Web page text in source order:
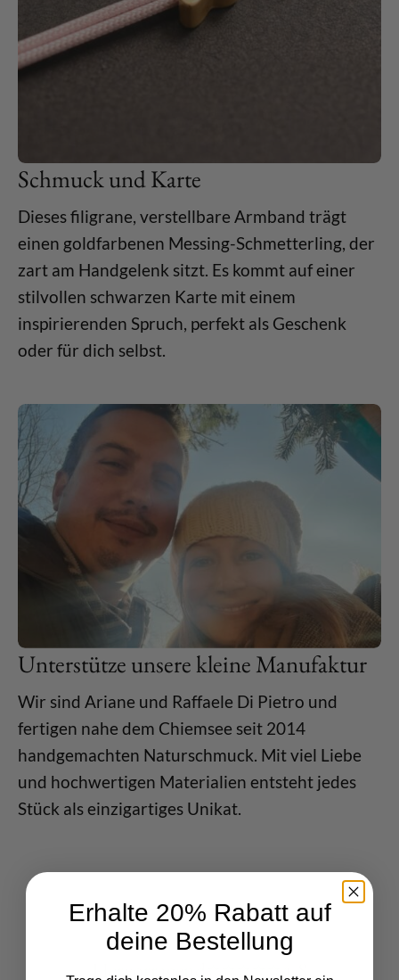
Schmuck und Karte
Dieses filigrane, verstellbare Armband trägt
einen goldfarbenen Messing-Schmetterling, der
zart am Handgelenk sitzt. Es kommt auf einer
stilvollen schwarzen Karte mit einem
inspirierenden Spruch, perfekt als Geschenk
oder für dich selbst.
Unterstütze unsere kleine Manufaktur
Wir sind Ariane und Raffaele Di Pietro und
fertigen nahe dem Chiemsee seit 2014
handgemachten Naturschmuck. Mit viel Liebe
und hochwertigen Materialien entsteht jedes
Stück als einzigartiges Unikat.
Hervorragend ⭐ ⭐⭐ ⭐4.8
Erhalte 20% Rabatt auf
deine Bestellung